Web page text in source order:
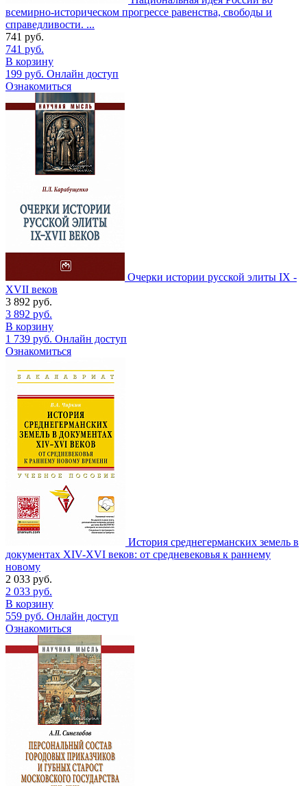
всемирно-историческом прогрессе равенства, свободы и
справедливости. ...
741 руб.
741 руб.
В корзину
199 руб. Онлайн доступ
Ознакомиться
Очерки истории русской элиты IX -
XVII веков
3 892 руб.
3 892 руб.
В корзину
1 739 руб. Онлайн доступ
Ознакомиться
История среднегерманских земель в
документах XIV-XVI веков: от средневековья к раннему
новому
2 033 руб.
2 033 руб.
В корзину
559 руб. Онлайн доступ
Ознакомиться